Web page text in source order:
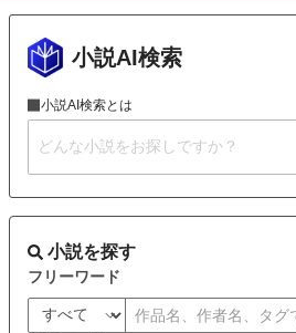
小説AI検索
小説AI検索とは
小説を探す
フリーワード